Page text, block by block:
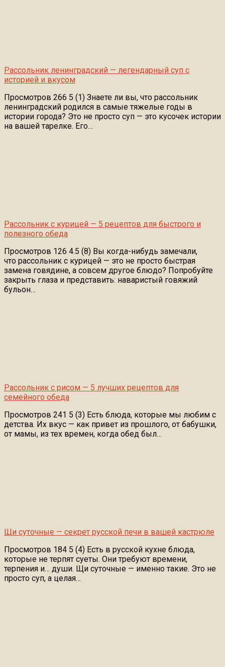
Рассольник ленинградский — легендарный суп с
историей и вкусом
Просмотров 266 5 (1) Знаете ли вы, что рассольник
ленинградский родился в самые тяжелые годы в
истории города? Это не просто суп — это кусочек истории
на вашей тарелке. Его…
Рассольник с курицей — 5 рецептов для быстрого и
полезного обеда
Просмотров 126 4.5 (8) Вы когда-нибудь замечали,
что рассольник с курицей — это не просто быстрая
замена говядине, а совсем другое блюдо? Попробуйте
закрыть глаза и представить: наваристый говяжий
бульон…
Рассольник с рисом — 5 лучших рецептов для
семейного обеда
Просмотров 241 5 (3) Есть блюда, которые мы любим с
детства. Их вкус — как привет из прошлого, от бабушки,
от мамы, из тех времен, когда обед был…
Щи суточные — секрет русской печи в вашей кастрюле
Просмотров 184 5 (4) Есть в русской кухне блюда,
которые не терпят суеты. Они требуют времени,
терпения и… души. Щи суточные — именно такие. Это не
просто суп, а целая…